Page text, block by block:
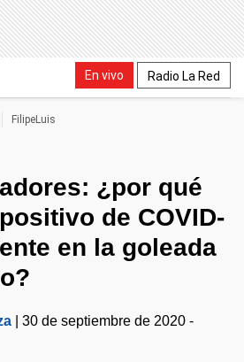
En vivo Radio La Red
FilipeLuis
¿por qué
de COVID-
en la goleada
|30 de septiembre de 2020 -